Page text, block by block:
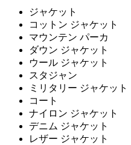
ジャケット
コットン ジャケット
マウンテン パーカ
ダウン ジャケット
ウール ジャケット
スタジャン
ミリタリー ジャケット
コート
ナイロン ジャケット
デニム ジャケット
レザー ジャケット